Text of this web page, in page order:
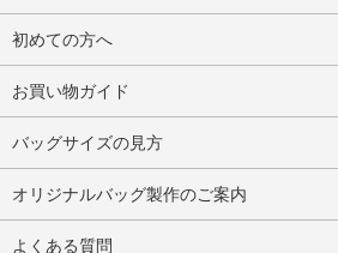
初めての方へ
お買い物ガイド
バッグサイズの見方
オリジナルバッグ製作のご案内
よくある質問